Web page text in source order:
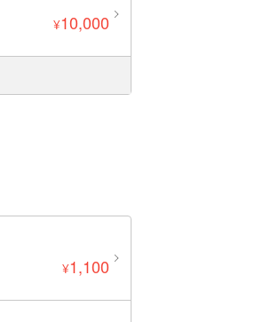
¥10,000
¥1,100